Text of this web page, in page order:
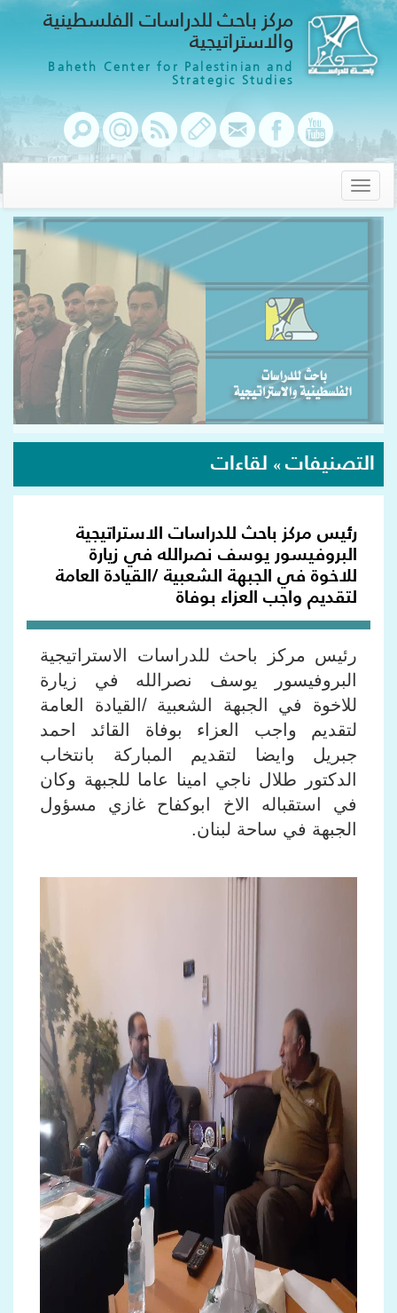
مركز باحث للدراسات الفلسطينية
والاستراتيجية
Baheth Center for Palestinian and
Strategic Studies
Toggle
navigation
التصنيفات » لقاءات
رئيس مركز باحث للدراسات الاستراتيجية
البروفيسور يوسف نصرالله في زيارة
للاخوة في الجبهة الشعبية /القيادة العامة
لتقديم واجب العزاء بوفاة
رئيس مركز باحث للدراسات الاستراتيجية
البروفيسور يوسف نصرالله في زيارة
للاخوة في الجبهة الشعبية /القيادة العامة
لتقديم واجب العزاء بوفاة القائد احمد
جبريل وايضا لتقديم المباركة بانتخاب
الدكتور طلال ناجي امينا عاما للجبهة وكان
في استقباله الاخ ابوكفاح غازي مسؤول
الجبهة في ساحة لبنان.